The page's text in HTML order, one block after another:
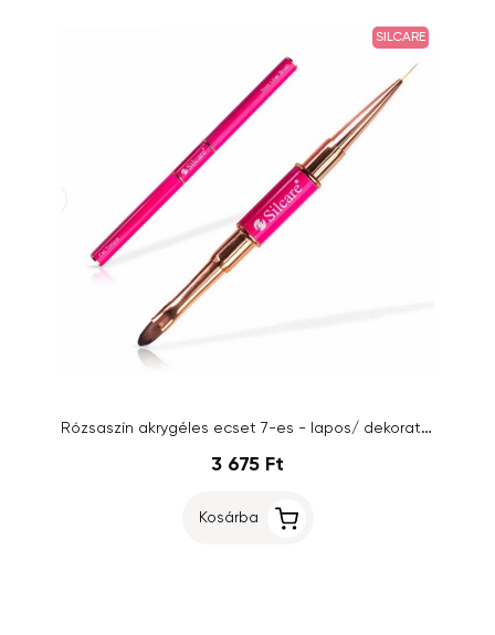
SILCARE
Rózsaszín akrygéles ecset 7-es - lapos/ dekoratív 7mm
3 675 Ft
Kosárba